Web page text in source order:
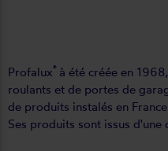
Profalux® à été créée en
roulants et de portes de
de produits instalés en
Ses produits sont issus